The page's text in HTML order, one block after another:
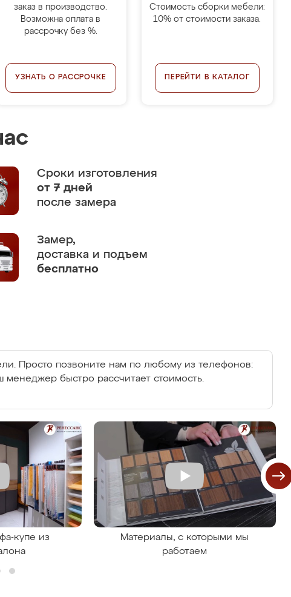
заказ в производство.
Возможна оплата в
рассрочку без %.
УЗНАТЬ О РАССРОЧКЕ
Стоимость сборки мебели:
10% от стоимости заказа.
ПЕРЕЙТИ В КАТАЛОГ
Сроки изготовления
от 7 дней
после замера
Замер,
доставка и подъем
бесплатно
Просто позвоните нам по любому из телефонов:
менеджер быстро рассчитает стоимость.
купе из
Материалы, с которыми мы
работаем